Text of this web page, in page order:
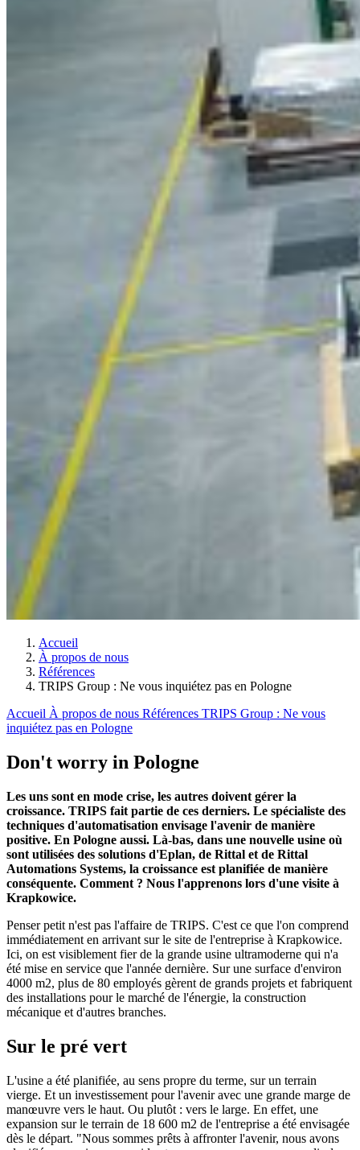
Accueil
À propos de nous
Références
TRIPS Group : Ne vous inquiétez pas en Pologne
Accueil À propos de nous Références TRIPS Group : Ne vous
inquiétez pas en Pologne
Don't worry in Pologne
Les uns sont en mode crise, les autres doivent gérer la
croissance. TRIPS fait partie de ces derniers. Le spécialiste des
techniques d'automatisation envisage l'avenir de manière
positive. En Pologne aussi. Là-bas, dans une nouvelle usine où
sont utilisées des solutions d'Eplan, de Rittal et de Rittal
Automations Systems, la croissance est planifiée de manière
conséquente. Comment ? Nous l'apprenons lors d'une visite à
Krapkowice.
Penser petit n'est pas l'affaire de TRIPS. C'est ce que l'on comprend
immédiatement en arrivant sur le site de l'entreprise à Krapkowice.
Ici, on est visiblement fier de la grande usine ultramoderne qui n'a
été mise en service que l'année dernière. Sur une surface d'environ
4000 m2, plus de 80 employés gèrent de grands projets et fabriquent
des installations pour le marché de l'énergie, la construction
mécanique et d'autres branches.
Sur le pré vert
L'usine a été planifiée, au sens propre du terme, sur un terrain
vierge. Et un investissement pour l'avenir avec une grande marge de
manœuvre vers le haut. Ou plutôt : vers le large. En effet, une
expansion sur le terrain de 18 600 m2 de l'entreprise a été envisagée
dès le départ. "Nous sommes prêts à affronter l'avenir, nous avons